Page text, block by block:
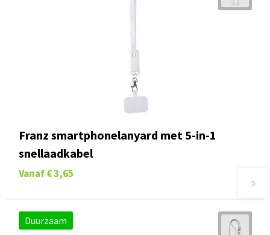
Franz smartphonelanyard met 5-in-1
snellaadkabel
Vanaf € 3,65
Duurzaam